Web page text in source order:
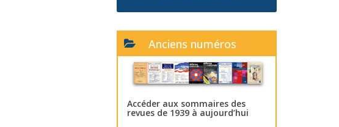
Anciens numéros
Accéder aux sommaires des
revues de 1939 à aujourd’hui